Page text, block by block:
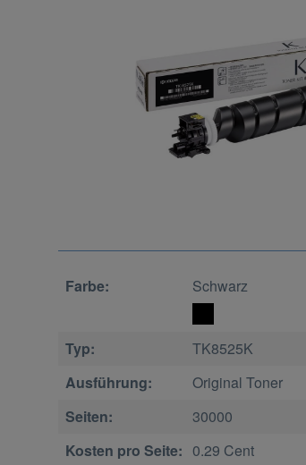
Farbe: Schwarz
Typ:
TK8525K
Ausführung:
Original Toner
Seiten:
30000
Kosten pro Seite: 0.29 Cent